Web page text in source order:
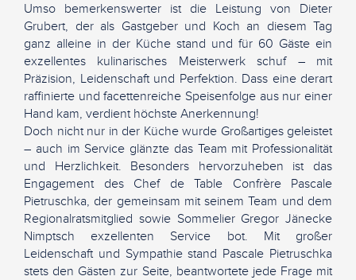
Umso bemerkenswerter ist die Leistung von Dieter
Grubert, der als Gastgeber und Koch an diesem Tag
ganz alleine in der Küche stand und für 60 Gäste ein
exzellentes kulinarisches Meisterwerk schuf – mit
Präzision, Leidenschaft und Perfektion. Dass eine derart
raffinierte und facettenreiche Speisenfolge aus nur einer
Hand kam, verdient höchste Anerkennung!
Doch nicht nur in der Küche wurde Großartiges geleistet
– auch im Service glänzte das Team mit Professionalität
und Herzlichkeit. Besonders hervorzuheben ist das
Engagement des Chef de Table Confrère Pascale
Pietruschka, der gemeinsam mit seinem Team und dem
Regionalratsmitglied sowie Sommelier Gregor Jänecke
Nimptsch exzellenten Service bot. Mit großer
Leidenschaft und Sympathie stand Pascale Pietruschka
stets den Gästen zur Seite, beantwortete jede Frage mit